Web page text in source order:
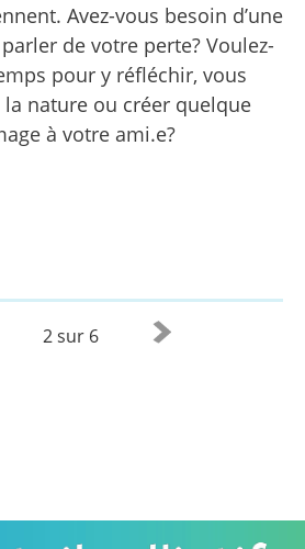
Avez-vous besoin d’une
de votre perte? Voulez-
pour y réfléchir, vous
nature ou créer quelque
à votre ami.e?
2 sur 6